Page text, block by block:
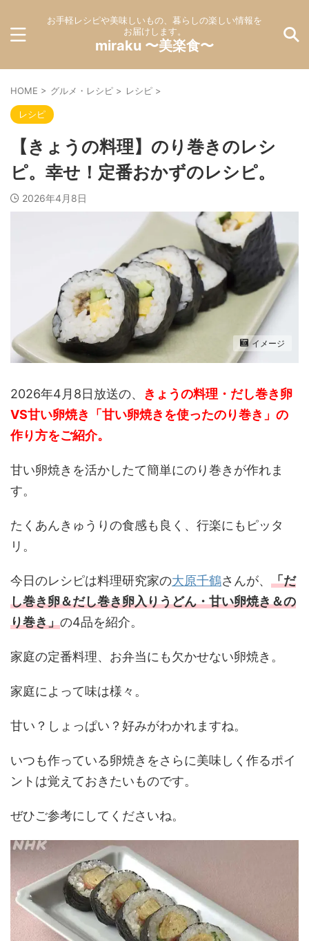
お手軽レシピや美味しいもの、暮らしの楽しい情報を
お届けします。
miraku 〜美楽食〜
HOME > グルメ・レシピ > レシピ >
レシピ
【きょうの料理】のり巻きのレシ
ピ。幸せ！定番おかずのレシピ。
2026年4月8日
イメージ
2026年4月8日放送の、 きょうの料理・だし巻き卵
VS甘い卵焼き「甘い卵焼きを使ったのり巻き」の
作り方をご紹介。
甘い卵焼きを活かしたて簡単にのり巻きが作れま
す。
たくあんきゅうりの食感も良く、行楽にもピッタ
リ。
今日のレシピは料理研究家の大原千鶴さんが、 「だ
し巻き卵＆だし巻き卵入りうどん・甘い卵焼き＆の
り巻き」の4品を紹介。
家庭の定番料理、お弁当にも欠かせない卵焼き。
家庭によって味は様々。
甘い？しょっぱい？好みがわかれますね。
いつも作っている卵焼きをさらに美味しく作るポイ
ントは覚えておきたいものです。
ぜひご参考にしてくださいね。